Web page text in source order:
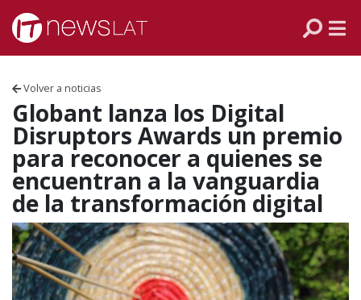
Skip to content
Volver a noticias
Globant lanza los Digital
Disruptors Awards un premio
para reconocer a quienes se
encuentran a la vanguardia
de la transformación digital
VENEZUELA
ECUADOR
PERÚ
CHILE
ARGENTINA